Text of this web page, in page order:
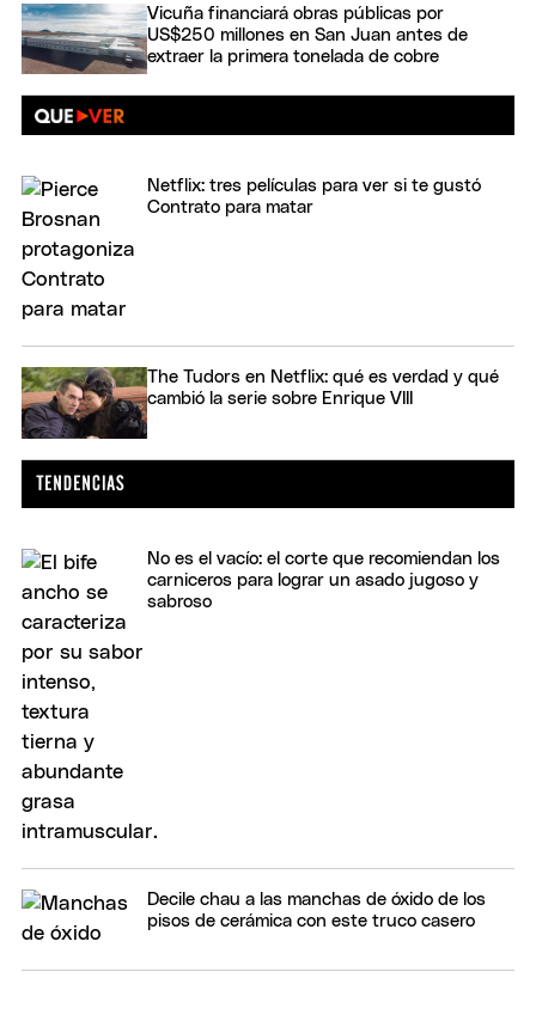
Vicuña financiará obras públicas por
US$250 millones en San Juan antes de
extraer la primera tonelada de cobre
Netflix: tres películas para ver si te gustó
Contrato para matar
The Tudors en Netflix: qué es verdad y qué
cambió la serie sobre Enrique VIII
No es el vacío: el corte que recomiendan los
carniceros para lograr un asado jugoso y
sabroso
Decile chau a las manchas de óxido de los
pisos de cerámica con este truco casero